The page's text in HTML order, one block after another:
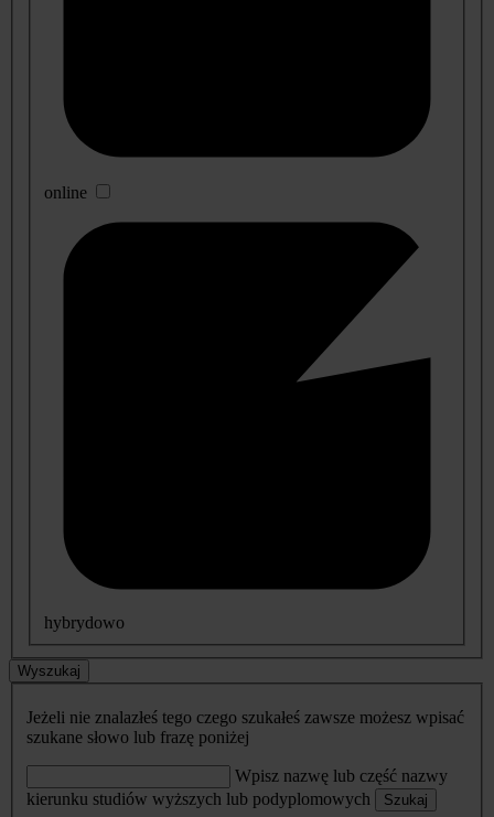
online
hybrydowo
Wyszukaj
Jeżeli nie znalazłeś tego czego szukałeś zawsze możesz wpisać
szukane słowo lub frazę poniżej
Wpisz nazwę lub część nazwy
kierunku studiów wyższych lub podyplomowych
Szukaj